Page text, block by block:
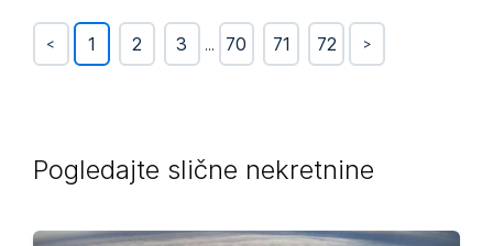
< 1 2 3 ... 70 71 72 >
Pogledajte slične nekretnine